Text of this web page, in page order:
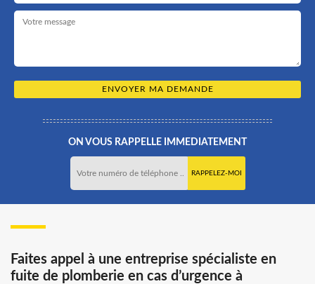
ON VOUS RAPPELLE IMMEDIATEMENT
Faites appel à une entreprise spécialiste en
fuite de plomberie en cas d’urgence à